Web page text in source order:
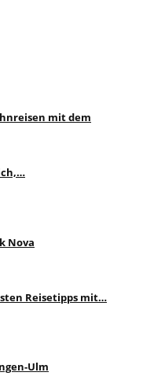
mit dem
Nova
Reisetipps mit…
Ulm